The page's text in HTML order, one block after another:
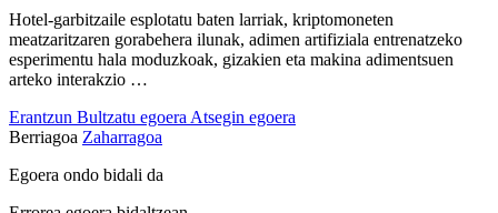
Hotel-garbitzaile esplotatu baten larriak, kriptomoneten
meatzaritzaren gorabehera ilunak, adimen artifiziala entrenatzeko
esperimentu hala moduzkoak, gizakien eta makina adimentsuen
arteko interakzio …
Erantzun Bultzatu egoera Atsegin egoera
Berriagoa Zaharragoa
Egoera ondo bidali da